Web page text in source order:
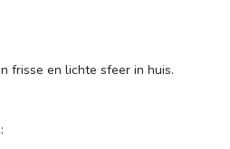
frisse en lichte sfeer in huis.